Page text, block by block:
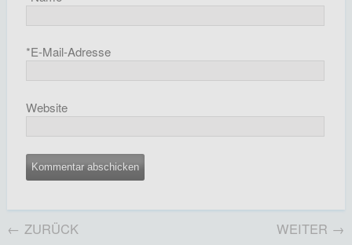
E-Mail-Adresse
*
Website
← ZURÜCK WEITER →